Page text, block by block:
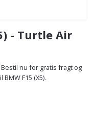
- Turtle Air
Bestil nu for gratis fragt og
F15 (X5).